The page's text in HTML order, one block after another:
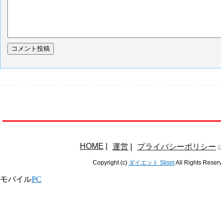
HOME 運営 プライバシーポリシー
Copyright (c) ダイエット SlismAll Rights
モバイルPC